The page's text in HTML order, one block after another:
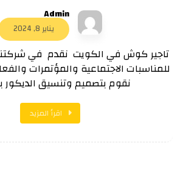
Admin
يناير 8, 2024
تاجير كوش في الكويت نقدم في
للمناسبات الاجتماعية والمؤتمرات
نقوم بتصميم وتنسيق
اقرأ المزيد